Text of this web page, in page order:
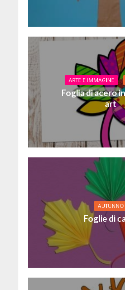
ARTE E IMMAGINE
Foglia di acero
art
AUTUNNO
Foglie di